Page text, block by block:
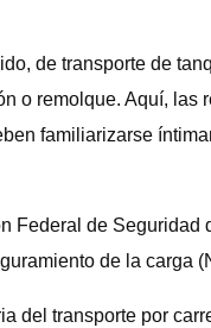
de transporte de
o remolque. Aquí, las
familiarizarse
Federal de Seguridad
de la carga
del transporte por